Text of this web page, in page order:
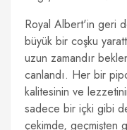
Royal Albert'in geri
büyük bir coşku
uzun zamandır
canlandı. Her bir
kalitesinin ve
sadece bir içki gibi
çekimde, geçmişten